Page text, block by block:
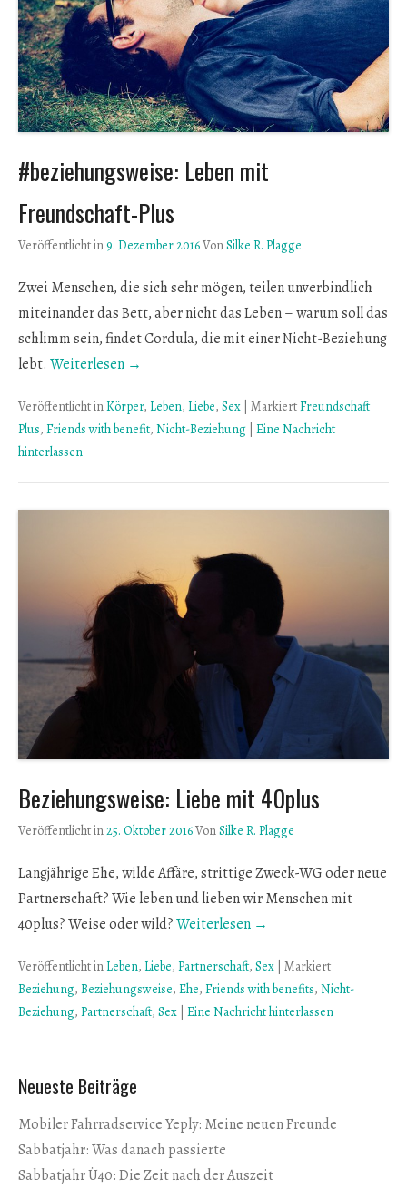
#beziehungsweise: Leben mit
Freundschaft-Plus
Veröffentlicht in9. Dezember 2016VonSilke R. Plagge
Zwei Menschen, die sich sehr mögen, teilen unverbindlich
miteinander das Bett, aber nicht das Leben – warum soll das
schlimm sein, findet Cordula, die mit einer Nicht-Beziehung
lebt. Weiterlesen →
Veröffentlicht inKörper, Leben, Liebe, Sex MarkiertFreundschaft
Plus, Friends with benefit, Nicht-Beziehung Eine Nachricht
hinterlassen
Beziehungsweise: Liebe mit 40plus
Veröffentlicht in25. Oktober 2016VonSilke R. Plagge
Langjährige Ehe, wilde Affäre, strittige Zweck-WG oder neue
Partnerschaft? Wie leben und lieben wir Menschen mit
40plus? Weise oder wild?Weiterlesen →
Veröffentlicht in Leben, Liebe, Partnerschaft, Sex Markiert
Beziehung, Beziehungsweise, Ehe, Friends with benefits, Nicht-
Beziehung, Partnerschaft, Sex Eine Nachricht hinterlassen
Neueste Beiträge
Mobiler Fahrradservice Yeply: Meine neuen Freunde
Sabbatjahr: Was danach passierte
Sabbatjahr Ü40: Die Zeit nach der Auszeit